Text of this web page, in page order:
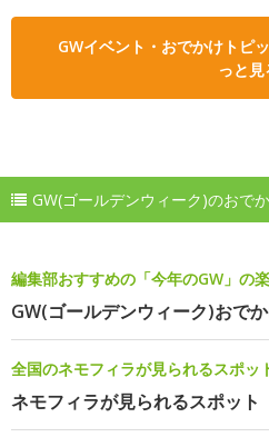
GWイベント・おでかけトピ
っと見
GW(ゴールデンウィーク)のおで
編集部おすすめの「今年のGW」の
GW(ゴールデンウィーク)おで
全国のネモフィラが見られるスポッ
ネモフィラが見られるスポット